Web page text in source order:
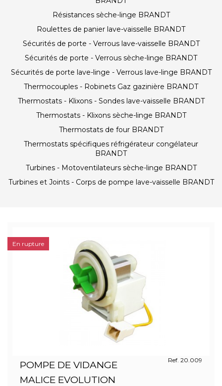
Résistances sèche-linge BRANDT
Roulettes de panier lave-vaisselle BRANDT
Sécurités de porte - Verrous lave-vaisselle BRANDT
Sécurités de porte - Verrous sèche-linge BRANDT
Sécurités de porte lave-linge - Verrous lave-linge BRANDT
Thermocouples - Robinets Gaz gazinière BRANDT
Thermostats - Klixons - Sondes lave-vaisselle BRANDT
Thermostats - Klixons sèche-linge BRANDT
Thermostats de four BRANDT
Thermostats spécifiques réfrigérateur congélateur
BRANDT
Turbines - Motoventilateurs sèche-linge BRANDT
Turbines et Joints - Corps de pompe lave-vaisselle BRANDT
POMPE DE VIDANGE
MALICE EVOLUTION
Ref. 20.009
En rupture